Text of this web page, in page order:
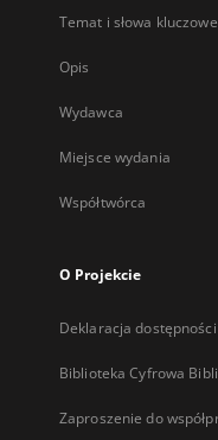
Temat i słowa kluczowe
Opis
Wydawca
Miejsce wydania
Współtwórca
O Projekcie
Deklaracja dostępności
Biblioteka Cyfrowa
Zaproszenie do